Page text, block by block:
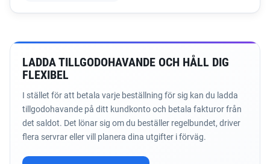
LADDA TILLGODOHAVANDE OCH HÅLL DIG
FLEXIBEL
I stället för att betala varje beställning för sig kan du ladda
tillgodohavande på ditt kundkonto och betala fakturor från
det saldot. Det lönar sig om du beställer regelbundet, driver
flera servrar eller vill planera dina utgifter i förväg.